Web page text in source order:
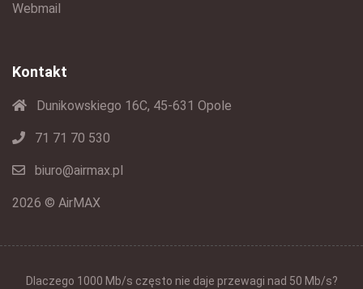
Webmail
Kontakt
Dunikowskiego 16C, 45-631 Opole
71 71 70 530
biuro@airmax.pl
2026 © AirMAX
Dlaczego 1000 Mb/s często nie daje przewagi nad 50 Mb/s?